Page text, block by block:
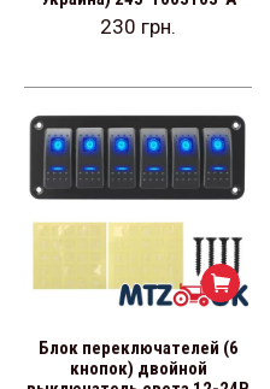
230 грн.
Блок переключателей (6
кнопок) двойной